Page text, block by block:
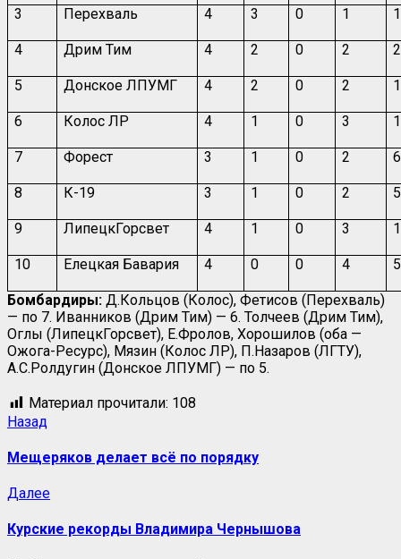
3 Перехваль 4 3 0 1
4 Дрим Тим 4 2 0 2
5 Донское ЛПУМГ 4 2 0 2
6 Колос ЛР 4 1 0 3
7 Форест 3 1 0 2
8 К-19 3 1 0 2
9 ЛипецкГорсвет 4 1 0 3
10 Елецкая Бавария 4 0 0 4
Бомбардиры: Д.Кольцов (Колос), Фетисов (Перехваль)
— по 7. Иванников (Дрим Тим) — 6. Толчеев (Дрим Тим),
Оглы (ЛипецкГорсвет), Е.Фролов, Хорошилов (оба —
Ожога-Ресурс), Мязин (Колос ЛР), П.Назаров (ЛГТУ),
А.С.Ролдугин (Донское ЛПУМГ) — по 5.
Материал прочитали: 108
Назад
Мещеряков делает всё по порядку
Далее
Курские рекорды Владимира Чернышова